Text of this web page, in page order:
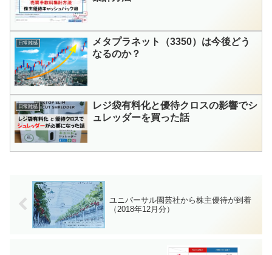
日常雑感
メタプラネット（3350）は今後どう
なるのか？
日常雑感
レジ袋有料化と優待クロスの影響でシ
ュレッダーを買った話
ユニバーサル園芸社から株主優待が到着
（2018年12月分）